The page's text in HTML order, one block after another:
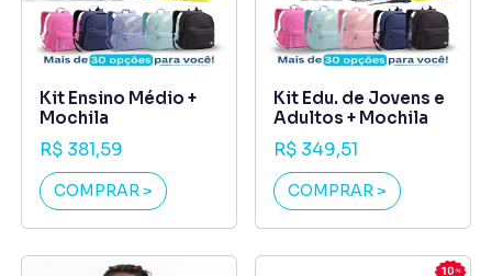
Kit Ensino Médio +
Mochila
R$ 381,59
COMPRAR >
Kit Edu. de Jovens e
Adultos + Mochila
R$ 349,51
COMPRAR >